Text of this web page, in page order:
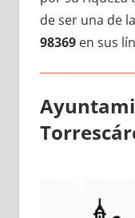
dе ser una dе
98369en sus